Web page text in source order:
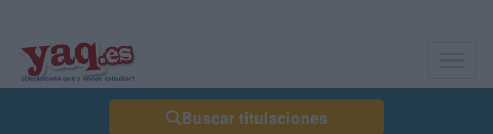
Buscar titulaciones